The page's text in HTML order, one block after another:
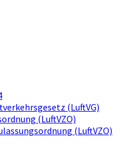
(LuftVG)
(LuftVZO)
(LuftVZO)